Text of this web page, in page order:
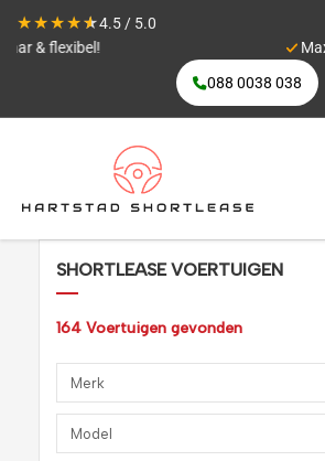
★★★★★4.5 / 5.0
Maximale flexibiliteit
088 0038 038
SHORTLEASE VOERTUIGEN
164 Voertuigen gevonden
Merk
Model